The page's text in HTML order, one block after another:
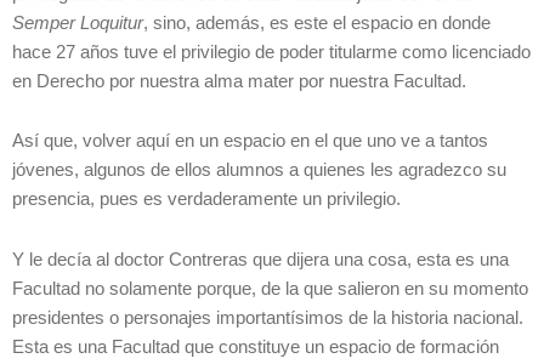
Semper Loquitur, sino, además, es este el espacio en donde
hace 27 años tuve el privilegio de poder titularme como licenciado
en Derecho por nuestra alma mater por nuestra Facultad.
Así que, volver aquí en un espacio en el que uno ve a tantos
jóvenes, algunos de ellos alumnos a quienes les agradezco su
presencia, pues es verdaderamente un privilegio.
Y le decía al doctor Contreras que dijera una cosa, esta es una
Facultad no solamente porque, de la que salieron en su momento
presidentes o personajes importantísimos de la historia nacional.
Esta es una Facultad que constituye un espacio de formación